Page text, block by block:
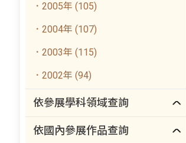
．2005年 (105)
．2004年 (107)
．2003年 (115)
．2002年 (94)
依參展學科領域查詢
依國內參展作品查詢